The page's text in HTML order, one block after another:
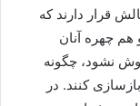
قرار دارند که
چهره آنان
نشود، چگونه
کنند. در